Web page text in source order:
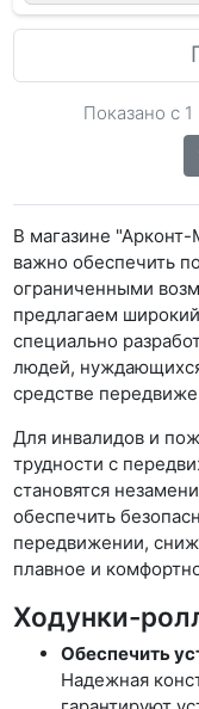
Показано с 1
В магазине
важно обеспечить
ограниченными
предлагаем
специально
людей,
средстве
Для инвалидов и
трудности с
становятся
обеспечить
передвижении,
плавное и
Ходунки-
Обеспечить
Надежная